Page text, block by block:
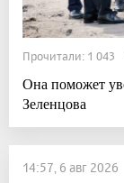
Прочитали: 1
Она поможет
Зеленцова
14:57, 6 авг 2026